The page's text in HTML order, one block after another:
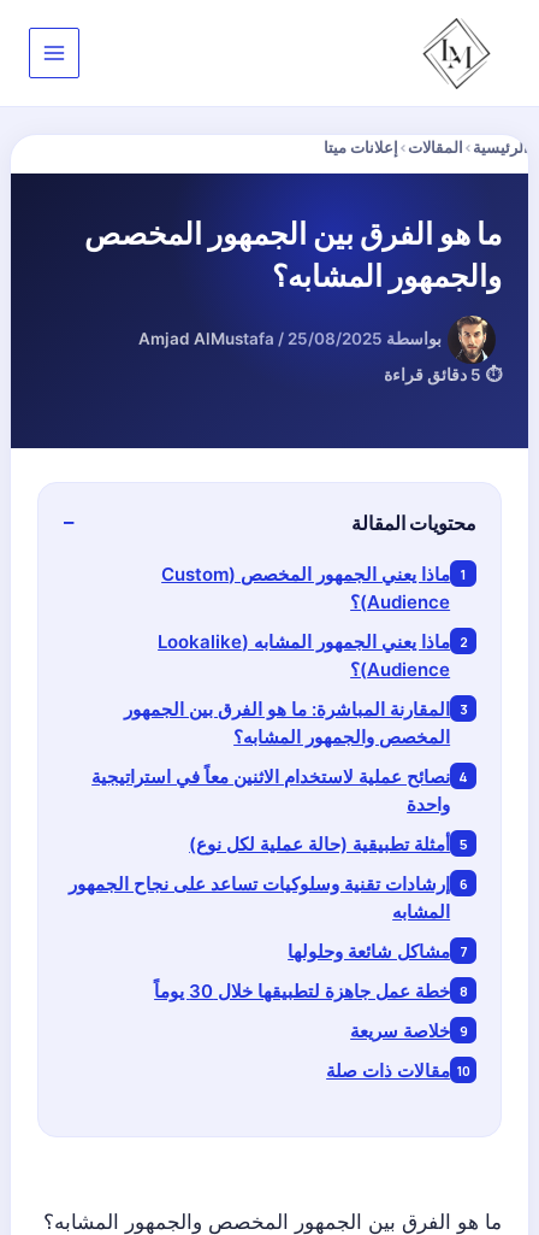
المحتوى
الرئيسية›المقالات›إعلانات ميتا
ما هو الفرق بين الجمهور المخصص
والجمهور المشابه؟
بواسطة Amjad AlMustafa / 25/08/2025
⏱ 5 دقائق قراءة
محتويات المقالة
ماذا يعني الجمهور المخصص (Custom
Audience)؟
ماذا يعني الجمهور المشابه (Lookalike
Audience)؟
المقارنة المباشرة: ما هو الفرق بين الجمهور
المخصص والجمهور المشابه؟
نصائح عملية لاستخدام الاثنين معاً في استراتيجية
واحدة
أمثلة تطبيقية (حالة عملية لكل نوع)
إرشادات تقنية وسلوكيات تساعد على نجاح الجمهور
المشابه
مشاكل شائعة وحلولها
خطة عمل جاهزة لتطبيقها خلال 30 يوماً
خلاصة سريعة
مقالات ذات صلة
ما هو الفرق بين الجمهور المخصص والجمهور المشابه؟